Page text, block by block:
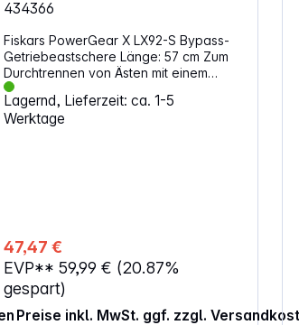
434366
Fiskars PowerGear X LX92-S Bypass-
Getriebeastschere Länge: 57 cm Zum
Durchtrennen von Ästen mit einem
Durchmesser bis zu 38 mm
Aluminiumhebelarme Rutschfeste
Griffe Gewicht: 832 g
Lagernd, Lieferzeit: ca. 1-5
Werktage
47,47 €
EVP** 59,99 € (20.87%
gespart)
Preise inkl. MwSt. ggf. zzgl.